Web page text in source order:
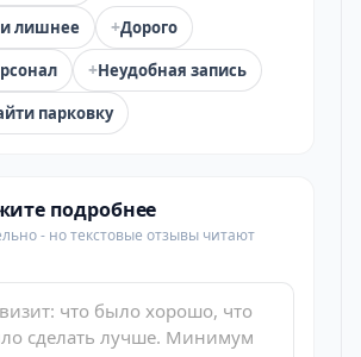
лишнее +Дорого
+Неудобная запись
парковку
подробнее
- но текстовые отзывы читают